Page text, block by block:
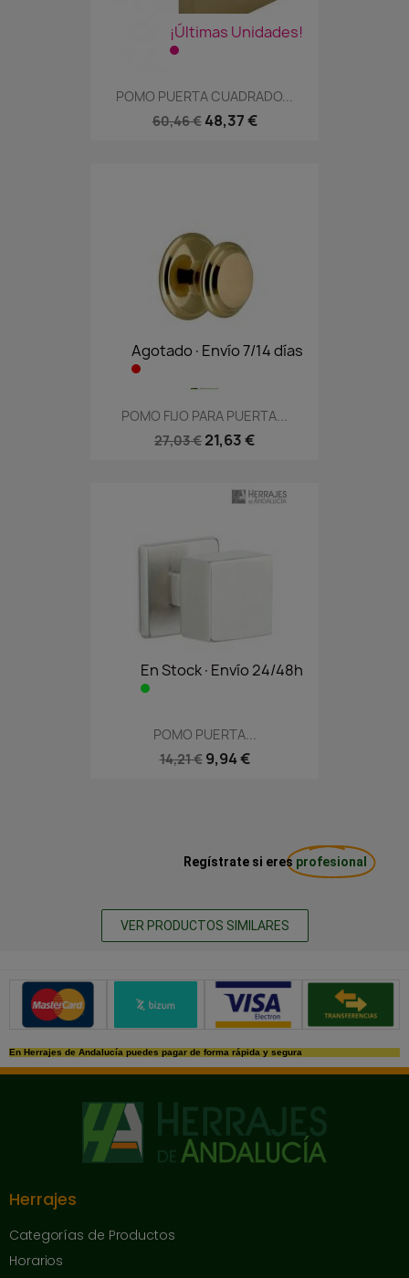
¡Últimas Unidades!
POMO PUERTA CUADRADO...
60,46 € 48,37 €
Agotado·Envío 7/14 días
POMO FIJO PARA PUERTA...
27,03 € 21,63 €
En Stock·Envío 24/48h
POMO PUERTA...
14,21 € 9,94 €
Regístrate si eres profesional
VER PRODUCTOS SIMILARES
Métodos de pago seguros
En Herrajes de Andalucía puedes pagar de forma rápida y segura
Herrajes
Categorías de Productos
Horarios